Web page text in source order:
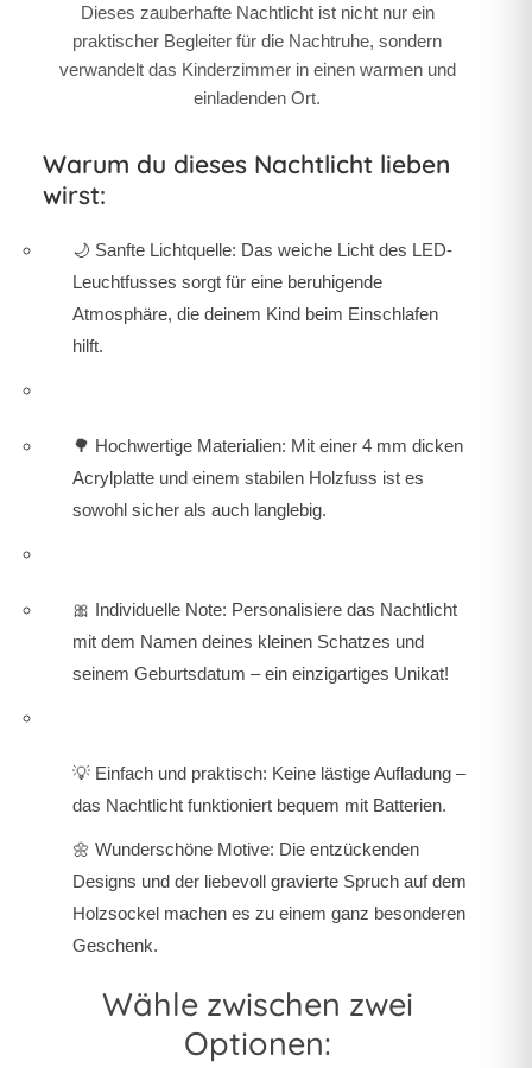
Dieses zauberhafte Nachtlicht ist nicht nur ein
praktischer Begleiter für die Nachtruhe, sondern
verwandelt das Kinderzimmer in einen warmen und
einladenden Ort.
Warum du dieses Nachtlicht lieben
wirst:
🌙 Sanfte Lichtquelle: Das weiche Licht des LED-
Leuchtfusses sorgt für eine beruhigende
Atmosphäre, die deinem Kind beim Einschlafen
hilft.
🌳 Hochwertige Materialien: Mit einer 4 mm dicken
Acrylplatte und einem stabilen Holzfuss ist es
sowohl sicher als auch langlebig.
🎀 Individuelle Note: Personalisiere das Nachtlicht
mit dem Namen deines kleinen Schatzes und
seinem Geburtsdatum – ein einzigartiges Unikat!
💡 Einfach und praktisch: Keine lästige Aufladung –
das Nachtlicht funktioniert bequem mit Batterien.
🌼 Wunderschöne Motive: Die entzückenden
Designs und der liebevoll gravierte Spruch auf dem
Holzsockel machen es zu einem ganz besonderen
Geschenk.
Wähle zwischen zwei
Optionen: